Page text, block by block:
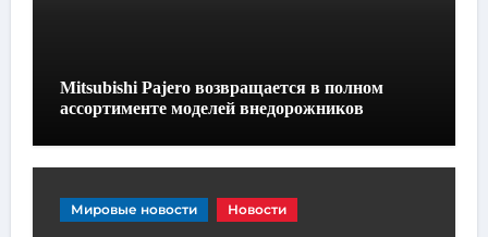
Mitsubishi Pajero возвращается в полном
ассортименте моделей внедорожников
Мировые новости Новости